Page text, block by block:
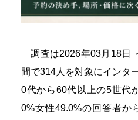
調査は2026年03月18日
間で314人を対象にインタ
0代から60代以上の5世代
0%女性49.0%の回答者か